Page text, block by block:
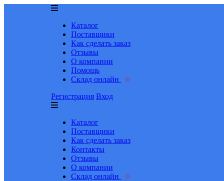
Каталог
Поставщики
Как сделать заказ
Отзывы
О компании
Помощь
Склад онлайн
Регистрация Вход
Каталог
Поставщики
Как сделать заказ
Контакты
Отзывы
О компании
Склад онлайн